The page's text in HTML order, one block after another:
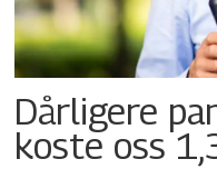
Dårligere
koste oss